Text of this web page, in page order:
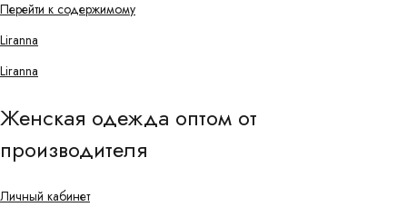
Перейти к содержимому
Liranna
Liranna
Женская одежда оптом от
производителя
Личный кабинет